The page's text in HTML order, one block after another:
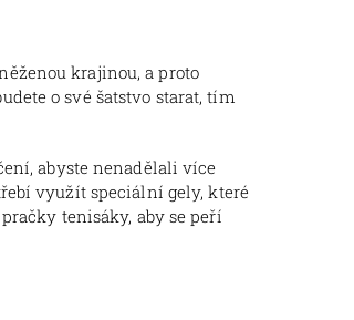
krajinou, a proto
o své šatstvo starat, tím
abyste nenadělali více
využít speciální gely, které
tenisáky, aby se peří